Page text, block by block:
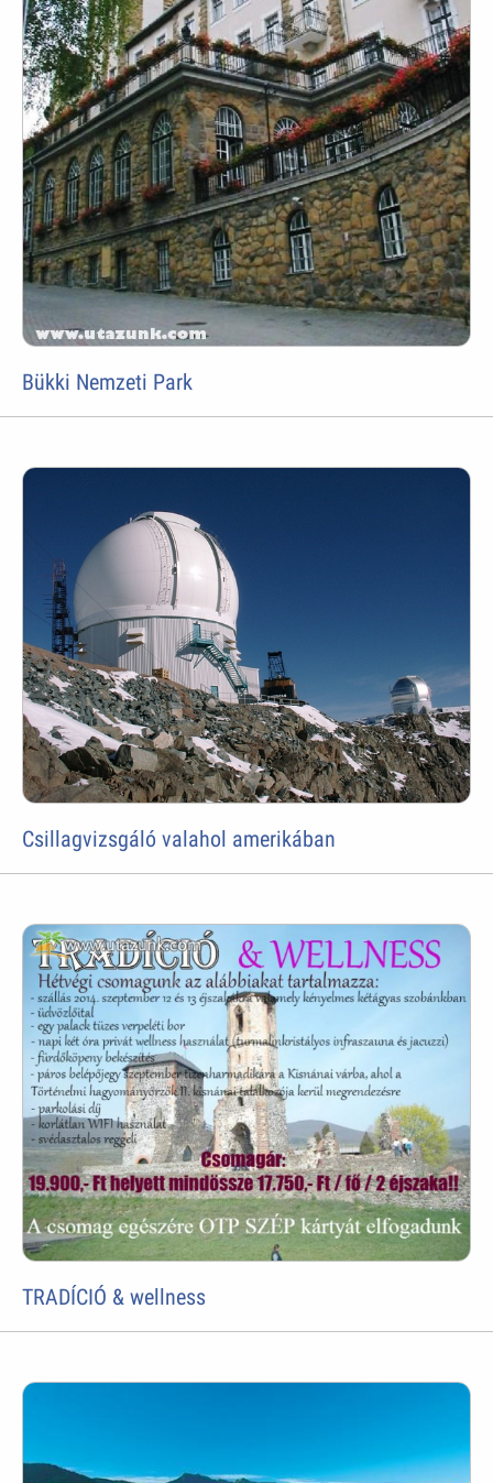
Bükki Nemzeti Park
Csillagvizsgáló valahol amerikában
TRADÍCIÓ & wellness